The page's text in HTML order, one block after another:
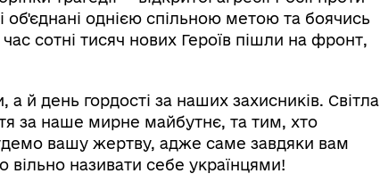
однією спільною метою та боячись
сотні тисяч нових Героїв пішли на фронт,
й день гордості за наших захисників. Світла
за наше мирне майбутнє, та тим, хто
вашу жертву, адже саме завдяки вам
називати себе українцями!